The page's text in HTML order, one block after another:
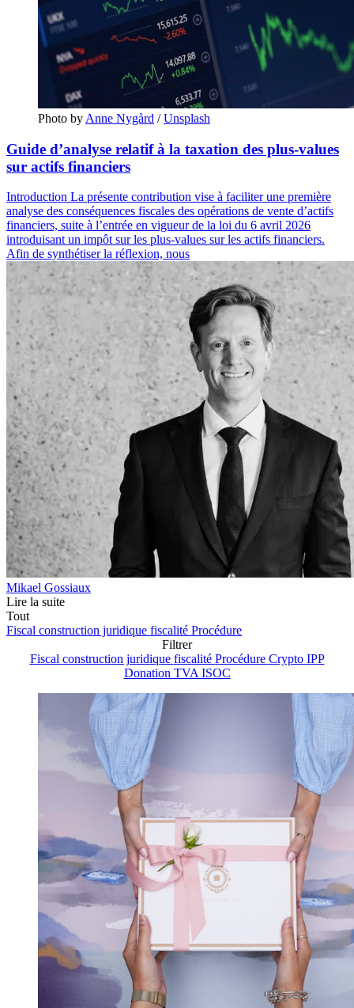
Photo by Anne Nygård / Unsplash
Guide d’analyse relatif à la taxation des plus-values
sur actifs financiers
Introduction La présente contribution vise à faciliter une première
analyse des conséquences fiscales des opérations de vente d’actifs
financiers, suite à l’entrée en vigueur de la loi du 6 avril 2026
introduisant un impôt sur les plus-values sur les actifs financiers.
Afin de synthétiser la réflexion, nous
Mikael Gossiaux
Lire la suite
Tout
Fiscal construction juridique fiscalité Procédure
Filtrer
Fiscal construction juridique fiscalité Procédure Crypto IPP
Donation TVA ISOC